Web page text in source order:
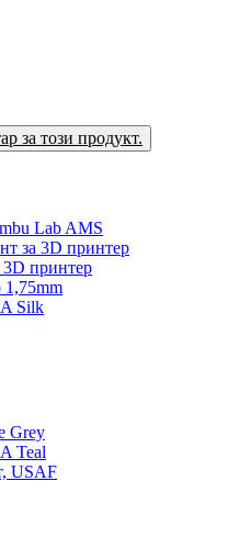
за този продукт.
Lab AMS
за 3D принтер
принтер
Silk
Grey
Teal
USAF